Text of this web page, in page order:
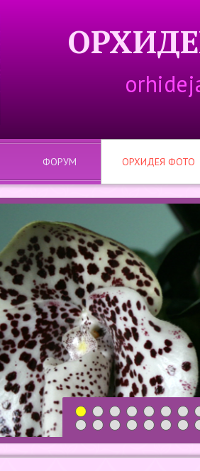
ФОРУМ ОРХИДЕЯ ФОТО
1 2 3 4 5 6 7
8
19 20 21 22 23 24 25